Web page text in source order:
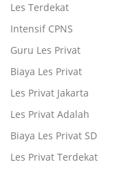
Les Terdekat
Intensif CPNS
Guru Les Privat
Biaya Les Privat
Les Privat Jakarta
Les Privat Adalah
Biaya Les Privat SD
Les Privat Terdekat